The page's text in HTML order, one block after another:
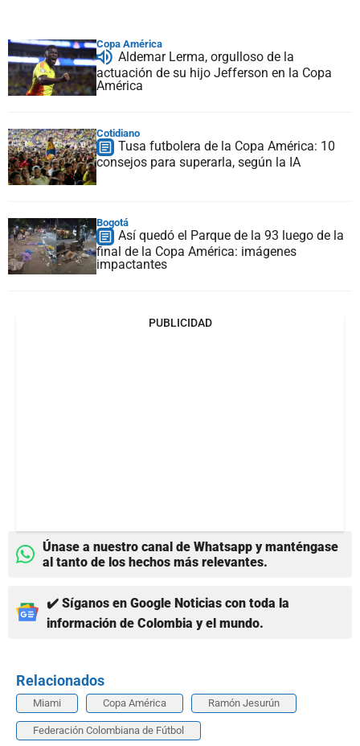
Copa América
Aldemar Lerma, orgulloso de la
actuación de su hijo Jefferson en la Copa
América
Cotidiano
Tusa futbolera de la Copa América: 10
consejos para superarla, según la IA
Bogotá
Así quedó el Parque de la 93 luego de la
final de la Copa América: imágenes
impactantes
PUBLICIDAD
Únase a nuestro canal de Whatsapp y manténgase
al tanto de los hechos más relevantes.
✔️ Síganos en Google Noticias con toda la
información de Colombia y el mundo.
Relacionados
Miami Copa América Ramón Jesurún
Federación Colombiana de Fútbol